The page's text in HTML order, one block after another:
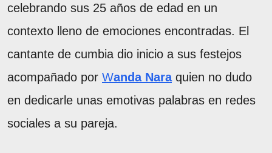
celebrando sus 25 años de edad en un
contexto lleno de emociones encontradas. El
cantante de cumbia dio inicio a sus festejos
acompañado por Wanda Nara quien no dudo
en dedicarle unas emotivas palabras en redes
sociales a su pareja.